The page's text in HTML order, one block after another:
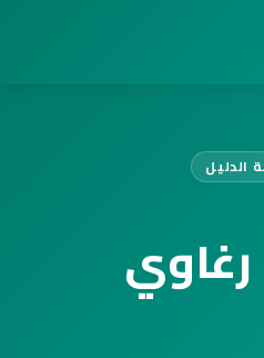
الدليل